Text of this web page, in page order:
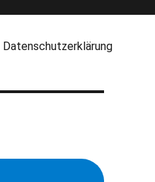
Datenschutzerklärung